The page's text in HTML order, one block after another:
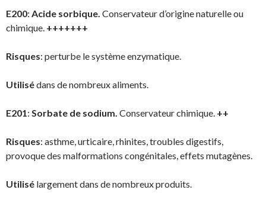
E200: Acide sorbique. Conservateur d’origine naturelle ou
chimique. +++++++
Risques: perturbe le système enzymatique.
Utilisédans de nombreux aliments.
E201: Sorbate de sodium. Conservateur chimique. ++
Risques: asthme, urticaire, rhinites, troubles digestifs,
provoque des malformations congénitales, effets mutagènes.
Utilisé largement dans de nombreux produits.